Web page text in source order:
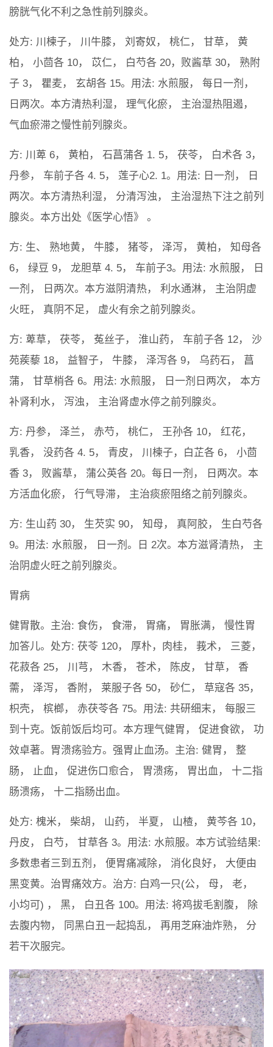
膀胱气化不利之急性前列腺炎。
处方: 川楝子， 川牛膝， 刘寄奴， 桃仁， 甘草， 黄
柏， 小茴各 10， 苡仁， 白芍各 20，败酱草 30， 熟附
子 3， 瞿麦， 玄胡各 15。用法: 水煎服， 每日一剂，
日两次。本方清热利湿， 理气化瘀， 主治湿热阻遏，
气血瘀滞之慢性前列腺炎。
方: 川萆 6， 黄柏， 石菖蒲各 1. 5， 茯苓， 白术各 3，
丹参， 车前子各 4. 5， 莲子心2. 1。用法: 日一剂， 日
两次。本方清热利湿， 分清泻浊， 主治湿热下注之前列
腺炎。本方出处《医学心悟》 。
方: 生、 熟地黄， 牛膝， 猪苓， 泽泻， 黄柏， 知母各
6， 绿豆 9， 龙胆草 4. 5， 车前子3。用法: 水煎服， 日
一剂， 日两次。本方滋阴清热， 利水通淋， 主治阴虚
火旺， 真阴不足， 虚火有余之前列腺炎。
方: 萆草， 茯苓， 菟丝子， 淮山药， 车前子各 12， 沙
苑蒺藜 18， 益智子， 牛膝， 泽泻各 9， 乌药石， 菖
蒲， 甘草梢各 6。用法: 水煎服， 日一剂日两次， 本方
补肾利水， 泻浊， 主治肾虚水停之前列腺炎。
方: 丹参， 泽兰， 赤芍， 桃仁， 王孙各 10， 红花，
乳香， 没药各 4. 5， 青皮， 川楝子，白芷各 6， 小茴
香 3， 败酱草， 蒲公英各 20。每日一剂， 日两次。本
方活血化瘀， 行气导滞， 主治痰瘀阻络之前列腺炎。
方: 生山药 30， 生芡实 90， 知母， 真阿胶， 生白芍各
9。用法: 水煎服， 日一剂。日 2次。本方滋肾清热， 主
治阴虚火旺之前列腺炎。
胃病
健胃散。主治: 食伤， 食滞， 胃痛， 胃胀满， 慢性胃
加答儿。处方: 茯苓 120， 厚朴，肉桂， 莪术， 三菱，
花菽各 25， 川芎， 木香， 苍术， 陈皮， 甘草， 香
薷， 泽泻， 香附， 莱服子各 50， 砂仁， 草寇各 35，
枳壳， 槟榔， 赤茯苓各 75。用法: 共研细末， 每服三
到十克。饭前饭后均可。本方理气健胃， 促进食欲， 功
效卓著。胃溃疡验方。强胃止血汤。主治: 健胃， 整
肠， 止血， 促进伤口愈合， 胃溃疡， 胃出血， 十二指
肠溃疡， 十二指肠出血。
处方: 槐米， 柴胡， 山药， 半夏， 山楂， 黄芩各 10，
丹皮， 白芍， 甘草各 3。用法: 水煎服。本方试验结果:
多数患者三到五剂， 便胃痛减除， 消化良好， 大便由
黑变黄。治胃痛效方。治方: 白鸡一只(公， 母， 老，
小均可) ， 黑， 白丑各 100。用法: 将鸡拔毛割腹， 除
去腹内物， 同黑白丑一起捣乱， 再用芝麻油炸熟， 分
若干次服完。